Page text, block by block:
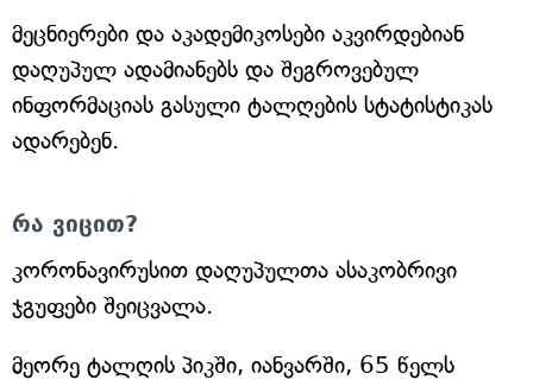
მეცნიერები და აკადემიკოსები აკვირდებიან
დაღუპულ ადამიანებს და შეგროვებულ
ინფორმაციას გასული ტალღების სტატისტიკას
ადარებენ.
რა ვიცით?
კორონავირუსით დაღუპულთა ასაკობრივი
ჯგუფები შეიცვალა.
მეორე ტალღის პიკში, იანვარში, 65 წელს